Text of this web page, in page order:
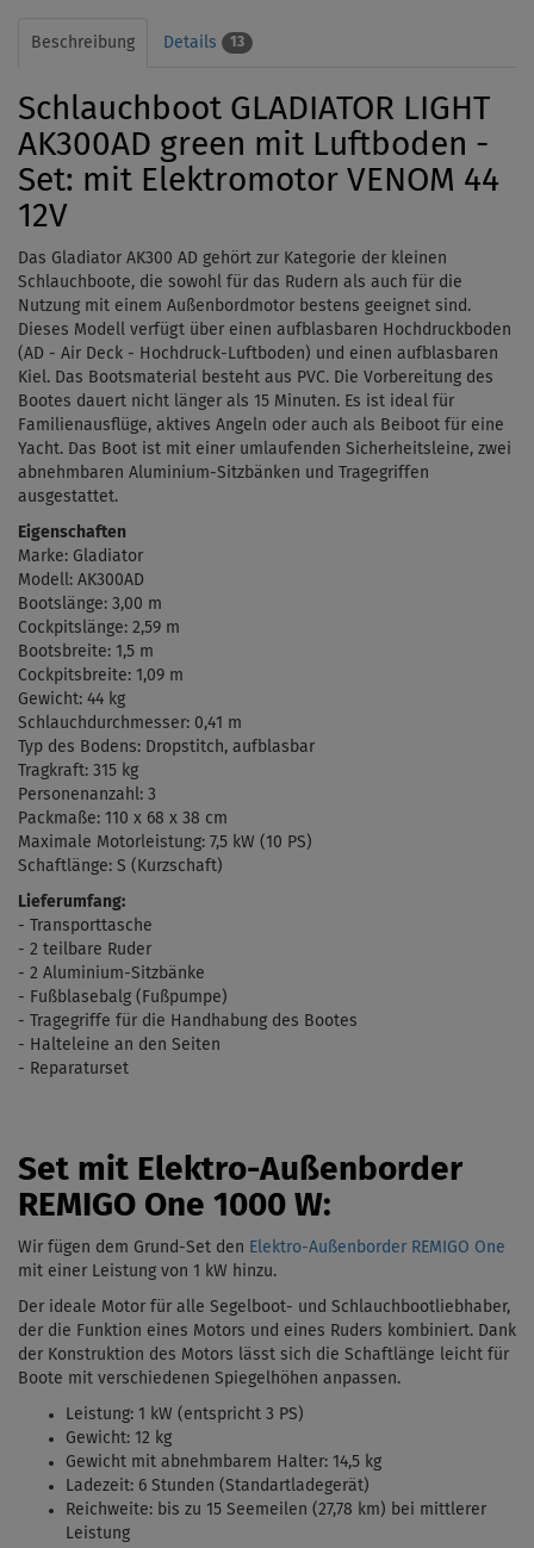
Beschreibung Details 13
Schlauchboot GLADIATOR LIGHT
AK300AD green mit Luftboden -
Set: mit Elektromotor VENOM 44
12V
Das Gladiator AK300 AD gehört zur Kategorie der kleinen
Schlauchboote, die sowohl für das Rudern als auch für die
Nutzung mit einem Außenbordmotor bestens geeignet sind.
Dieses Modell verfügt über einen aufblasbaren Hochdruckboden
(AD - Air Deck - Hochdruck-Luftboden) und einen aufblasbaren
Kiel. Das Bootsmaterial besteht aus PVC. Die Vorbereitung des
Bootes dauert nicht länger als 15 Minuten. Es ist ideal für
Familienausflüge, aktives Angeln oder auch als Beiboot für eine
Yacht. Das Boot ist mit einer umlaufenden Sicherheitsleine, zwei
abnehmbaren Aluminium-Sitzbänken und Tragegriffen
ausgestattet.
Eigenschaften
Marke: Gladiator
Modell: AK300AD
Bootslänge: 3,00 m
Cockpitslänge: 2,59 m
Bootsbreite: 1,5 m
Cockpitsbreite: 1,09 m
Gewicht: 44 kg
Schlauchdurchmesser: 0,41 m
Typ des Bodens: Dropstitch, aufblasbar
Tragkraft: 315 kg
Personenanzahl: 3
Packmaße: 110 x 68 x 38 cm
Maximale Motorleistung: 7,5 kW (10 PS)
Schaftlänge: S (Kurzschaft)
Lieferumfang:
- Transporttasche
- 2 teilbare Ruder
- 2 Aluminium-Sitzbänke
- Fu ßblasebalg ( Fußpumpe)
- Tragegriffe für die Handhabung des Bootes
- Halteleine an den Seiten
- Reparaturset
Set mit Elektro-Außenborder
REMIGO One 1000 W:
Wir fügen dem Grund-Set den Elektro-Außenborder REMIGO One
mit einer Leistung von 1 kW hinzu.
Der ideale Motor für alle Segelboot- und Schlauchbootliebhaber,
der die Funktion eines Motors und eines Ruders kombiniert. Dank
der Konstruktion des Motors lässt sich die Schaftlänge leicht für
Boote mit verschiedenen Spiegelhöhen anpassen.
Leistung: 1 kW (entspricht 3 PS)
Gewicht: 12 kg
Gewicht mit abnehmbarem Halter: 14,5 kg
Ladezeit: 6 Stunden (Standartladegerät)
Reichweite: bis zu 15 Seemeilen (27,78 km) bei mittlerer
Leistung